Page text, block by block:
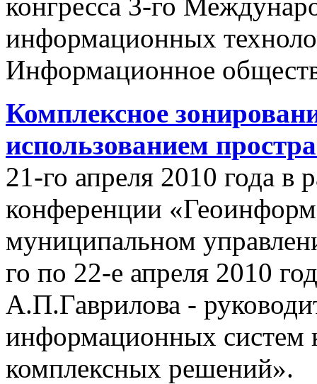
информационных
Информационное
Комплексное
использованием
21-го апреля 2010 года в
конференции
муниципальном
го по 22-е апреля 2010
А.П.Гаврилова -
информационных систем
комплексных решений».